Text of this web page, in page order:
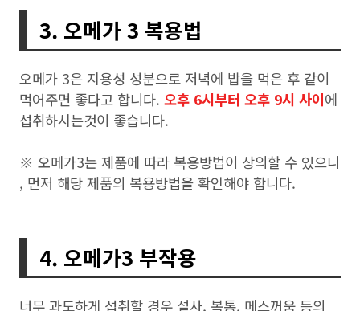
3. 오메가 3 복용법
오메가 3은 지용성 성분으로 저녁에 밥을 먹은 후 같이
먹어주면 좋다고 합니다. 오후 6시부터 오후 9시 사이에
섭취하시는것이 좋습니다.
※ 오메가3는 제품에 따라 복용방법이 상의할 수 있으니
, 먼저 해당 제품의 복용방법을 확인해야 합니다.
4. 오메가3 부작용
너무 과도하게 섭취할 경우 설사, 복통, 메스꺼움 등의